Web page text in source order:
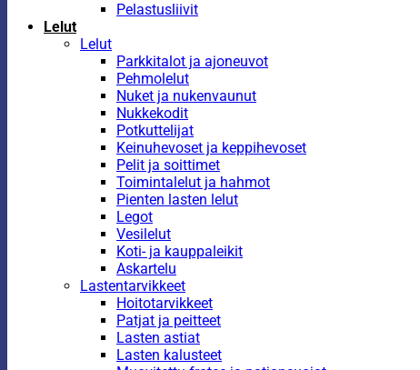
Pelastusliivit
Lelut
Lelut
Parkkitalot ja ajoneuvot
Pehmolelut
Nuket ja nukenvaunut
Nukkekodit
Potkuttelijat
Keinuhevoset ja keppihevoset
Pelit ja soittimet
Toimintalelut ja hahmot
Pienten lasten lelut
Legot
Vesilelut
Koti- ja kauppaleikit
Askartelu
Lastentarvikkeet
Hoitotarvikkeet
Patjat ja peitteet
Lasten astiat
Lasten kalusteet